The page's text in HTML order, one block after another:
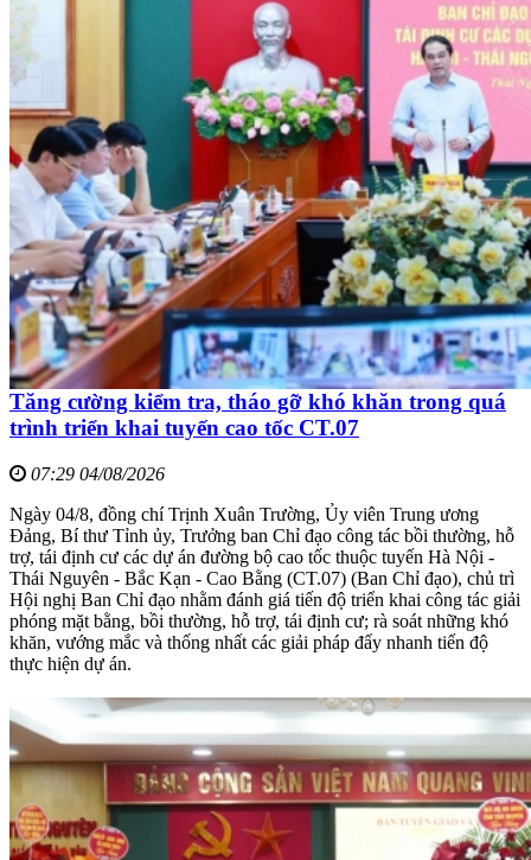
Tăng cường kiểm tra, tháo gỡ khó khăn trong quá
trình triển khai tuyến cao tốc CT.07
07:29 04/08/2026
Ngày 04/8, đồng chí Trịnh Xuân Trường, Ủy viên Trung ương
Đảng, Bí thư Tỉnh ủy, Trưởng ban Chỉ đạo công tác bồi thường, hỗ
trợ, tái định cư các dự án đường bộ cao tốc thuộc tuyến Hà Nội -
Thái Nguyên - Bắc Kạn - Cao Bằng (CT.07) (Ban Chỉ đạo), chủ trì
Hội nghị Ban Chỉ đạo nhằm đánh giá tiến độ triển khai công tác giải
phóng mặt bằng, bồi thường, hỗ trợ, tái định cư; rà soát những khó
khăn, vướng mắc và thống nhất các giải pháp đẩy nhanh tiến độ
thực hiện dự án.